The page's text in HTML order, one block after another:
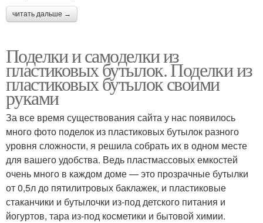
читать дальше →
Поделки и самоделки из
пластиковых бутылок. Поделки из
пластиковых бутылок своими
руками
За все время существования сайта у нас появилось
много фото поделок из пластиковых бутылок разного
уровня сложности, я решила собрать их в одном месте
для вашего удобства. Ведь пластмассовых емкостей
очень много в каждом доме — это прозрачные бутылки
от 0,5л до пятилитровых баклажек, и пластиковые
стаканчики и бутылочки из-под детского питания и
йогуртов, тара из-под косметики и бытовой химии.